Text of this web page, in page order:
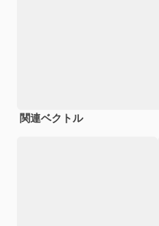
関連ベクトル